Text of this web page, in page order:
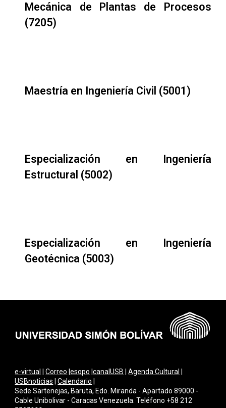
Mecánica de Plantas de Procesos
(7205)
Maestría en Ingeniería Civil (5001)
Especialización en Ingeniería
Estructural (5002)
Especialización en Ingeniería
Geotécnica (5003)
e-virtual |Correo |esopo |canalUSB |Agenda Cultural
USBnoticias |Calendario
Sede Sartenejas, Baruta, Edo. Miranda - Apartado 89000 -
Cable Unibolivar - Caracas Venezuela. Teléfono +58 212